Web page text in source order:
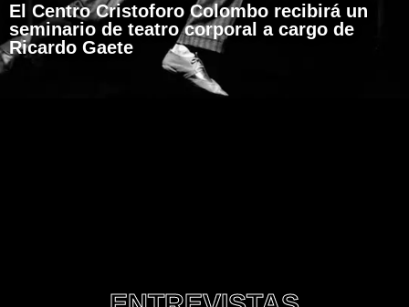
El Centro Cristoforo Colombo recibirá un
seminario de teatro corporal a cargo de
Ricardo Gaete